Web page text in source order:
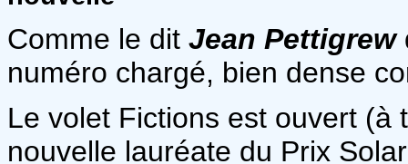
Comme le dit Jean Pettigrew
numéro chargé, bien dense
Le volet Fictions est ouvert
nouvelle lauréate du Prix